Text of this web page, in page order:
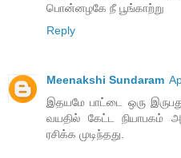
பொன்னழகே நீ பூங்காற்று
Reply
Meenakshi Sundaram
இதயமே பாட்டை ஒரு
வயதில் கேட்ட நியாபகம்
ரசிக்க முடிந்தது.